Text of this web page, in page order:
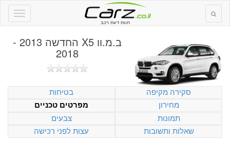
חוות דעת רכב
ב.מ.וו X5 החדשה 2013 -
2018
סקירה מקיפה
בטיחות
מחירון
מפרטים טכניים
תמונות
צבעים
שאלות ותשובות
עצות לפני רכישה